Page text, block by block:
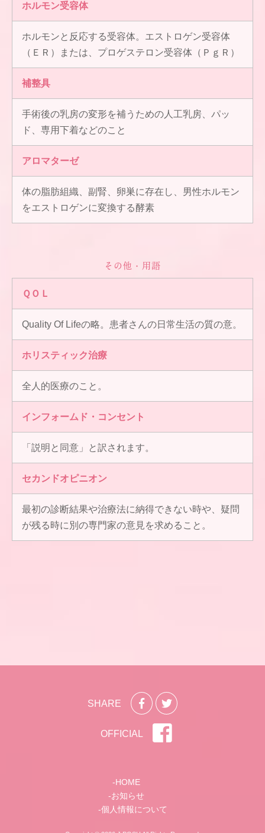
ホルモン受容体
ホルモンと反応する受容体。エストロゲン受容体
（ＥＲ）または、プロゲステロン受容体（ＰｇＲ）
補整具
手術後の乳房の変形を補うための人工乳房、パッ
ド、専用下着などのこと
アロマターゼ
体の脂肪組織、副腎、卵巣に存在し、男性ホルモン
をエストロゲンに変換する酵素
その他・用語
ＱＯＬ
Quality Of Lifeの略。患者さんの日常生活の質の意。
ホリスティック治療
全人的医療のこと。
インフォームド・コンセント
「説明と同意」と訳されます。
セカンドオピニオン
最初の診断結果や治療法に納得できない時や、疑問
が残る時に別の専門家の意見を求めること。
SHARE
OFFICIAL
HOME
お知らせ
個人情報について